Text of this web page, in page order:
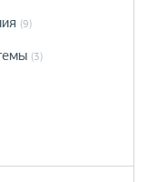
(9)
(3)